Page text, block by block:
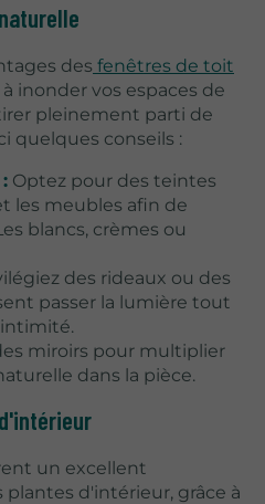
des fenêtres de toit
inonder vos espaces de
pleinement parti de
quelques conseils :
Optez pour des teintes
les meubles afin de
blancs, crèmes ou
des rideaux ou des
passer la lumière tout
miroirs pour multiplier
dans la pièce.
un excellent
d'intérieur, grâce à